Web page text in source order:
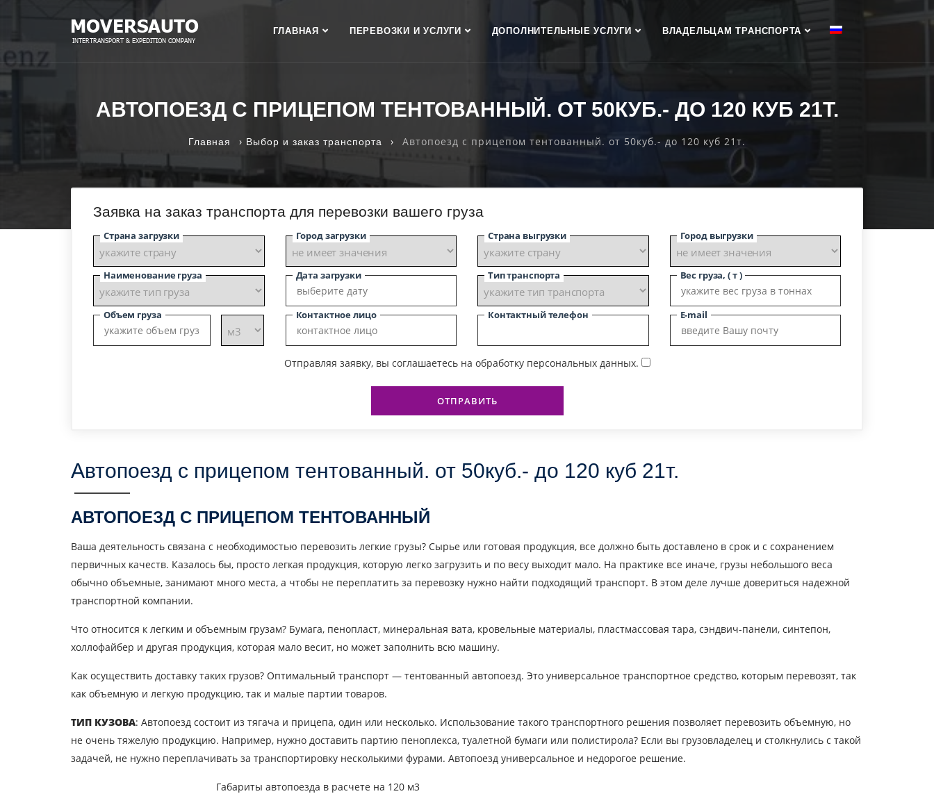
ГЛАВНАЯ ПЕРЕВОЗКИ И УСЛУГИ ДОПОЛНИТЕЛЬНЫЕ УСЛУГИ ВЛАДЕЛЬЦАМ ТРАНСПОРТА
АВТОПОЕЗД С ПРИЦЕПОМ ТЕНТОВАННЫЙ. ОТ 50КУБ.- ДО 120 КУБ 21Т.
Главная › Выбор и заказ транспорта › Автопоезд с прицепом тентованный. от 50куб.- до 120 куб 21т.
Заявка на заказ транспорта для перевозки вашего груза
Страна загрузки Город загрузки Страна выгрузки Город выгрузки
Наименование груза Дата загрузки Тип транспорта Вес груза, ( т )
Объем груза Контактное лицо Контактный телефон E-mail
Отправляя заявку, вы соглашаетесь на обработку персональных данных.
ОТПРАВИТЬ
Автопоезд с прицепом тентованный. от 50куб.- до 120 куб 21т.
АВТОПОЕЗД С ПРИЦЕПОМ ТЕНТОВАННЫЙ
Ваша деятельность связана с необходимостью перевозить легкие грузы? Сырье или готовая продукция, все должно быть доставлено в срок и с сохранением
первичных качеств. Казалось бы, просто легкая продукция, которую легко загрузить и по весу выходит мало. На практике все иначе, грузы небольшого веса
обычно объемные, занимают много места, а чтобы не переплатить за перевозку нужно найти подходящий транспорт. В этом деле лучше довериться надежной
транспортной компании.
Что относится к легким и объемным грузам? Бумага, пенопласт, минеральная вата, кровельные материалы, пластмассовая тара, сэндвич-панели, синтепон,
холлофайбер и другая продукция, которая мало весит, но может заполнить всю машину.
Как осуществить доставку таких грузов? Оптимальный транспорт — тентованный автопоезд. Это универсальное транспортное средство, которым перевозят, так
как объемную и легкую продукцию, так и малые партии товаров.
ТИП КУЗОВА: Автопоезд состоит из тягача и прицепа, один или несколько. Использование такого транспортного решения позволяет перевозить объемную, но
не очень тяжелую продукцию. Например, нужно доставить партию пеноплекса, туалетной бумаги или полистирола? Если вы грузовладелец и столкнулись с такой
задачей, не нужно переплачивать за транспортировку несколькими фурами. Автопоезд универсальное и недорогое решение.
Габариты автопоезда в расчете на 120 м3